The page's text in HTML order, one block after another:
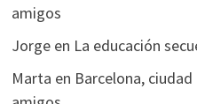
amigos
Jorgeen La educación
Marta en Barcelona,